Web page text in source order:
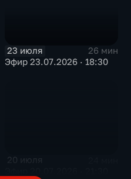
23 июля
26 мин
Эфир 23.07.2026 · 18:30
20 июля